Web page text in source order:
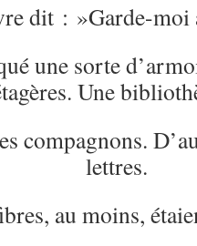
dit : »Garde-moi
une sorte
Une
compagnons.
lettres.
au moins,